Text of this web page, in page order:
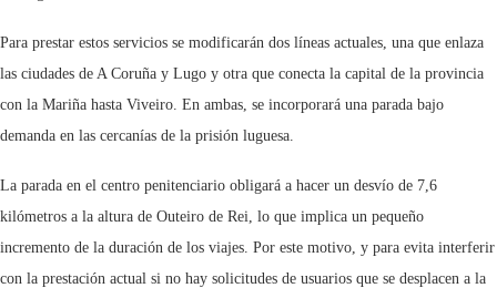
Para prestar estos servicios se modificarán dos líneas actuales, una que enlaza
las ciudades de A Coruña y Lugo y otra que conecta la capital de la provincia
con la Mariña hasta Viveiro. En ambas, se incorporará una parada bajo
demanda en las cercanías de la prisión luguesa.
La parada en el centro penitenciario obligará a hacer un desvío de 7,6
kilómetros a la altura de Outeiro de Rei, lo que implica un pequeño
incremento de la duración de los viajes. Por este motivo, y para evita interferir
con la prestación actual si no hay solicitudes de usuarios que se desplacen a la